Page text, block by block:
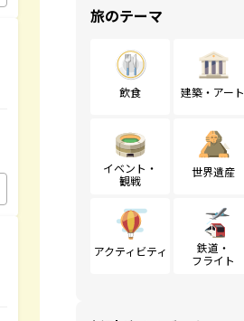
旅のテーマ
飲食 建築・アート
イベント・
観戦
世界遺産
アクティビティ
鉄道・
フライト